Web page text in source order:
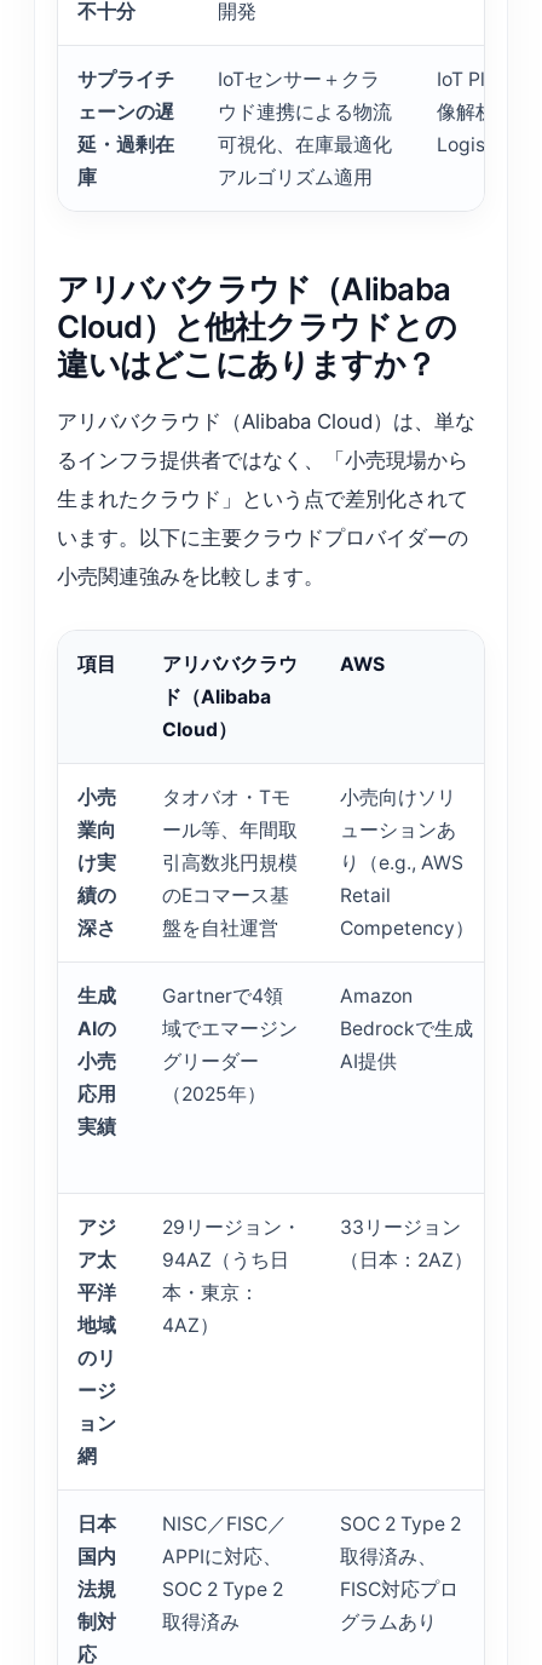
不十分 開発
サプライチ
ェーンの遅
延・過剰在
庫
IoTセンサー＋クラ
ウド連携による物流
可視化、在庫最適化
アルゴリズム適用
IoT
像解析）
Logistics
アリババクラウド（Alibaba
Cloud）と他社クラウドとの
違いはどこにありますか？
アリババクラウド（Alibaba Cloud）は、単な
るインフラ提供者ではなく、「小売現場から
生まれたクラウド」という点で差別化されて
います。以下に主要クラウドプロバイダーの
小売関連強みを比較します。
項目
アリババクラウ
ド（Alibaba
Cloud）
AWS
小売
業向
け実
績の
深さ
タオバオ・Tモ
ール等、年間取
引高数兆円規模
のEコマース基
盤を自社運営
小売向けソリ
ューションあ
り（e.g., AWS
Retail
Competency）
生成
AIの
小売
応用
実績
Gartnerで4領
域でエマージン
グリーダー
（2025年）
Amazon
Bedrockで生成
AI提供
アジ
ア太
平洋
地域
のリ
ージ
ョン
網
29リージョン・
94AZ（うち日
本・東京：
4AZ）
33リージョン
（日本：2AZ）
日本
国内
法規
制対
応
NISC／FISC／
APPIに対応、
SOC 2 Type 2
取得済み
SOC 2 Type 2
取得済み、
FISC対応プロ
グラムあり